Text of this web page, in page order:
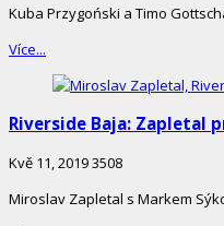
Kuba Przygoński a Timo
Více...
Riverside Baja: Zapletal
Kvě 11, 20193508
Miroslav Zapletal s Markem